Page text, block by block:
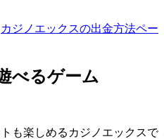
カジノエックスの出金方法ペー
べるゲーム
も楽しめるカジノエックスで